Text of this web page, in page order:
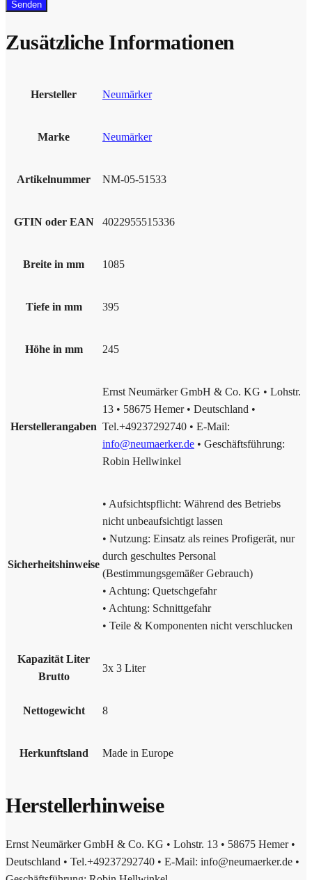
Zusätzliche Informationen
Hersteller Neumärker
Marke Neumärker
Artikelnummer NM-05-51533
GTIN oder EAN 4022955515336
Breite in mm 1085
Tiefe in mm 395
Höhe in mm 245
Herstellerangaben
Ernst Neumärker GmbH & Co. KG • Lohstr.
13 • 58675 Hemer • Deutschland •
Tel.+49237292740 • E-Mail:
info@neumaerker.de • Geschäftsführung:
Robin Hellwinkel
Sicherheitshinweise
• Aufsichtspflicht: Während des Betriebs
nicht unbeaufsichtigt lassen
• Nutzung: Einsatz als reines Profigerät, nur
durch geschultes Personal
(Bestimmungsgemäßer Gebrauch)
• Achtung: Quetschgefahr
• Achtung: Schnittgefahr
• Teile & Komponenten nicht verschlucken
Kapazität Liter
Brutto
3x 3 Liter
Nettogewicht 8
Herkunftsland Made in Europe
Herstellerhinweise
Ernst Neumärker GmbH & Co. KG • Lohstr. 13 • 58675 Hemer •
Deutschland • Tel.+49237292740 • E-Mail: info@neumaerker.de •